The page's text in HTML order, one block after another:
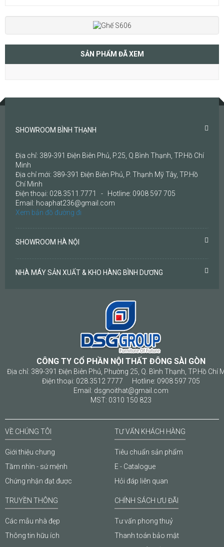
SẢN PHẨM ĐÃ XEM
SHOWROOM BÌNH THẠNH
Địa chỉ: 389-391 Điện Biên Phủ, P.25, Q.Bình Thạnh, TP.Hồ Chí
Minh
Địa chỉ mới: 389-391 Điện Biên Phủ, P. Thạnh Mỹ Tây, TP.Hồ
Chí Minh
Điện thoại: 028.3511.7771 - Hotline: 0908 597 705
Email: hoaphat236@gmail.com
Xem bản đồ đường đi
SHOWROOM HÀ NỘI
NHÀ MÁY SẢN XUẤT & KHO HÀNG BÌNH DƯƠNG
CÔNG TY CỔ PHẦN NỘI THẤT ĐÔNG SÀI GÒN
Địa chỉ: 389-391 Điện Biên Phủ, Phường 25, Q. Bình Thạnh, TP.Hồ Chí
Điện thoại: 028.3512 7777 Hotline: 0908 597 705
Email: dsgnoithat@gmail.com
MST: 0310 150 823
VỀ CHÚNG TÔI
Giới thiệu chung
Tầm nhìn - sứ mệnh
Chứng nhận đạt được
TƯ VẤN KHÁCH HÀNG
Tiêu chuẩn sản phẩm
E - Catalogue
Hỏi đáp liên quan
TRUYỀN THÔNG
Các mẫu nhà đẹp
Thông tin hữu ích
CHÍNH SÁCH ƯU ĐÃI
Tư vấn phong thuỷ
Thanh toán bảo mật